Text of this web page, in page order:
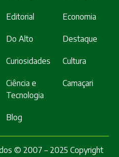
Editorial Economia
Do Alto Destaque
Curiosidades Cultura
Ciência e
Tecnologia
Camaçari
Blog
© 2007 – 2025 Copyright